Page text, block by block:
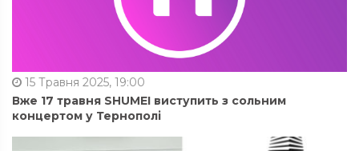
15 Травня 2025, 19:00
Вже 17 травня SHUMEI виступить з сольним
концертом у Тернополі